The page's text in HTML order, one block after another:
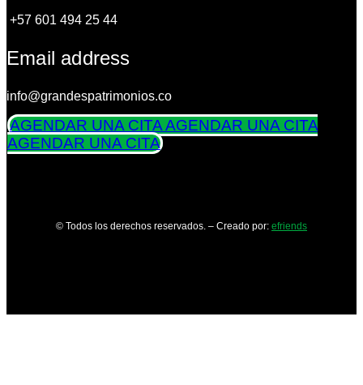
+57 601 494 25 44
Email address
info@grandespatrimonios.co
AGENDAR UNA CITAAGENDAR UNA CITA
AGENDAR UNA CITA
© Todos los derechos reservados. – Creado por: efriends